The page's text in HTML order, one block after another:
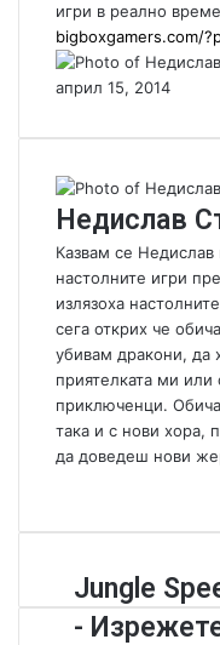
игри в реално време
април 15, 2014
Недислав
Казвам се
настолните игри
излязоха
сега открих че
убивам дракони, да
приятелката ми или
приключенци.
така и с нови хора,
да доведеш нови
b
t
u
n
Jungle
-